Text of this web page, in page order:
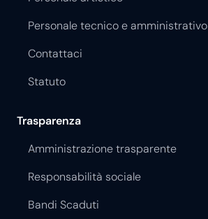
Personale tecnico e amministrativo
Contattaci
Statuto
Trasparenza
Amministrazione trasparente
Responsabilità sociale
Bandi Scaduti